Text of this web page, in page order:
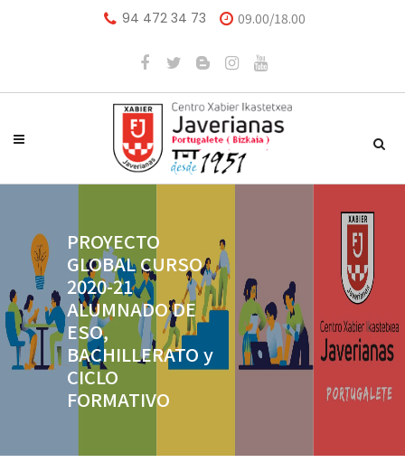
94 472 34 73 09.00/18.00
PROYECTO
GLOBAL CURSO
2020-21
ALUMNADO DE
ESO,
BACHILLERATO y
CICLO
FORMATIVO